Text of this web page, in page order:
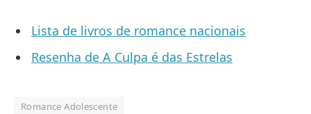
Lista de livros de romance nacionais
Resenha de A Culpa é das Estrelas
Romance Adolescente